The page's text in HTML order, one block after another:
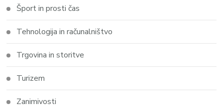
Šport in prosti čas
Tehnologija in računalništvo
Trgovina in storitve
Turizem
Zanimivosti